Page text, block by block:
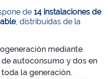
de 14 instalaciones de
, distribuidas de la
mediante
autoconsumo y dos en
la generación.